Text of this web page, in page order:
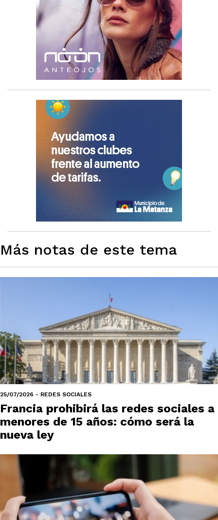
Más notas de este tema
25/07/2026 - REDES SOCIALES
Francia prohibirá las redes sociales a
menores de 15 años: cómo será la
nueva ley